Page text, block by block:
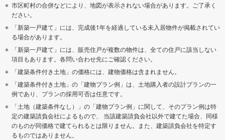
市区町村の合併などにより、地図が表示されない場合があります。ご了承く
ださい。
「新築一戸建て」には、完成後1年を経過している未入居物件が掲載されてい
る場合があります。
「新築一戸建て」には、販売住戸が複数の物件は、全ての住戸に該当しない
項目もあります。各問い合わせ先にご確認ください。
「建築条件付き土地」の価格には、建物価格は含まれません。
「建築条件付き土地」の「建物プラン例」は、土地購入者の設計プランの一
例であり、プランの採用可否は任意です。
「土地（建築条件なし）」の「建物プラン例」に関して、そのプラン例は特
定の建築請負会社によるもので、 当該建築請負会社以外で建てた場合、同様
のものが同価格で建てられるとは限りません。また、建築請負会社を特定す
るものではありません。